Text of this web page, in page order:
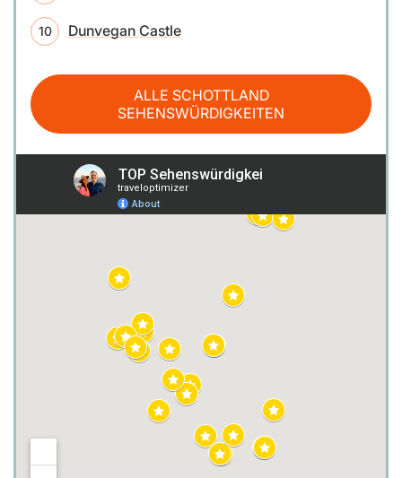
Dunvegan Castle
ALLE SCHOTTLAND
SEHENSWÜRDIGKEITEN